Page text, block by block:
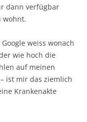
dann verfügbar
wohnt.
weiss wonach
wie hoch die
auf meinen
ist mir das ziemlich
Krankenakte